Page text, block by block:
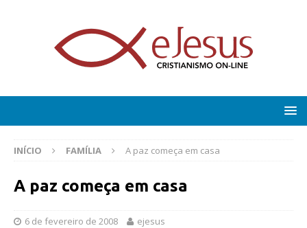
INÍCIO FAMÍLIA A paz começa em casa
A paz começa em casa
6 de fevereiro de 2008 ejesus